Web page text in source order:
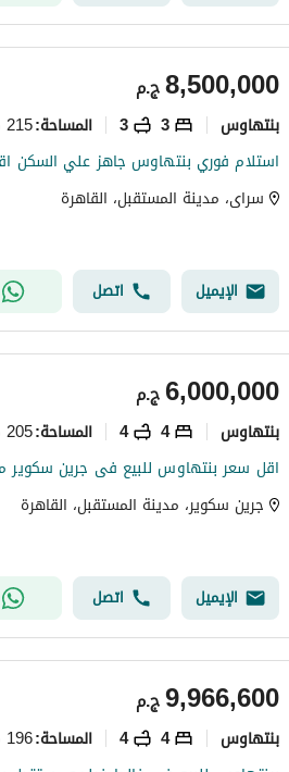
ج.م8,500,000
بنتهاوس 3
3 المساحة:215 متر مربع
سراى، مدينة المستقبل، القاهرة
الإيميل اتصل
ج.م6,000,000
بنتهاوس 4
4 المساحة:205 متر مربع
جرين سكوير، مدينة المستقبل، القاهرة
الإيميل اتصل
ج.م9,966,600
بنتهاوس 4
4 المساحة:196 متر مربع